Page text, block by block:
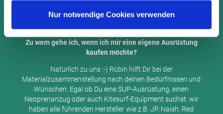
Nur notwendige Cookies verwenden
auszuleihen. Sprich uns einfach an, an der Station, per E-Mail
Zu wem gehe ich, wenn ich mir eine eigene Ausrüstung
kaufen möchte?
Natürlich zu uns :-) Robin hilft Dir bei der
Materialzusammenstellung nach deinen Bedürfnissen und
Wünschen. Egal ob Du eine SUP-Ausrüstung, einen
Neoprenanzug oder auch Kitesurf-Equipment suchst: wir
haben alle führenden Hersteller wie z.B. JP, Naish, Red